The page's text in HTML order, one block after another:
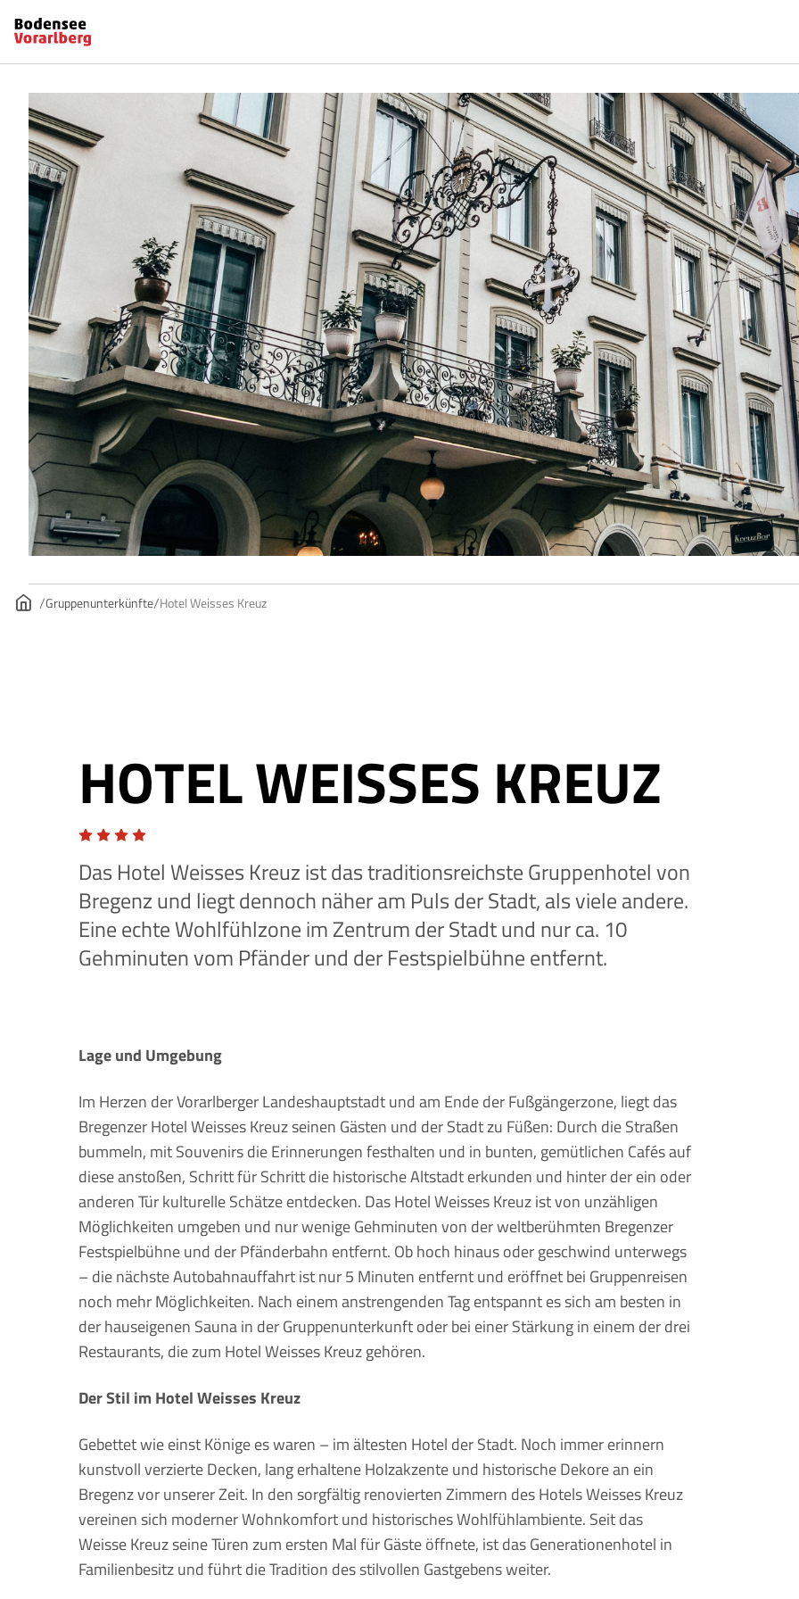
Gruppenunterkünfte Hotel Weisses Kreuz
HOTEL WEISSES KREUZ
Das Hotel Weisses Kreuz ist das traditionsreichste Gruppenhotel von
Bregenz und liegt dennoch näher am Puls der Stadt, als viele andere.
Eine echte Wohlfühlzone im Zentrum der Stadt und nur ca. 10
Gehminuten vom Pfänder und der Festspielbühne entfernt.
Lage und Umgebung
Im Herzen der Vorarlberger Landeshauptstadt und am Ende der Fußgängerzone, liegt das
Bregenzer Hotel Weisses Kreuz seinen Gästen und der Stadt zu Füßen: Durch die Straßen
bummeln, mit Souvenirs die Erinnerungen festhalten und in bunten, gemütlichen Cafés auf
diese anstoßen, Schritt für Schritt die historische Altstadt erkunden und hinter der ein oder
anderen Tür kulturelle Schätze entdecken. Das Hotel Weisses Kreuz ist von unzähligen
Möglichkeiten umgeben und nur wenige Gehminuten von der weltberühmten Bregenzer
Festspielbühne und der Pfänderbahn entfernt. Ob hoch hinaus oder geschwind unterwegs
– die nächste Autobahnauffahrt ist nur 5 Minuten entfernt und eröffnet bei Gruppenreisen
noch mehr Möglichkeiten. Nach einem anstrengenden Tag entspannt es sich am besten in
der hauseigenen Sauna in der Gruppenunterkunft oder bei einer Stärkung in einem der drei
Restaurants, die zum Hotel Weisses Kreuz gehören.
Der Stil im Hotel Weisses Kreuz
Gebettet wie einst Könige es waren – im ältesten Hotel der Stadt. Noch immer erinnern
kunstvoll verzierte Decken, lang erhaltene Holzakzente und historische Dekore an ein
Bregenz vor unserer Zeit. In den sorgfältig renovierten Zimmern des Hotels Weisses Kreuz
vereinen sich moderner Wohnkomfort und historisches Wohlfühlambiente. Seit das
Weisse Kreuz seine Türen zum ersten Mal für Gäste öffnete, ist das Generationenhotel in
Familienbesitz und führt die Tradition des stilvollen Gastgebens weiter.